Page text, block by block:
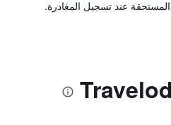
عند تسجيل المغادرة.